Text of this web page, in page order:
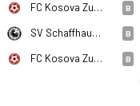
FC Kosova Zurich B
SV Schaffhausen B
FC Kosova Zurich B